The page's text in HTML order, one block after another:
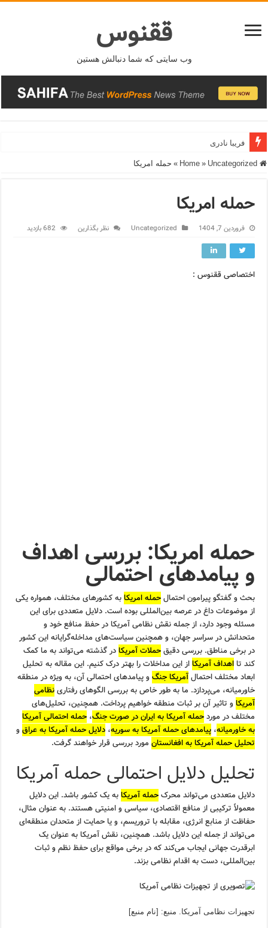
ققنوس
وب سایتی که شما دنبالش هستین
فریبا نادری
» Uncategorized
» حمله امریکا
حمله امریکا
فروردین 7, 1404 Uncategorized نظر بگذارین 682 بازدید
اختصاصی ققنوس :
حمله امریکا: بررسی اهداف
و پیامدهای احتمالی
بحث و گفتگو پیرامون احتمالحمله امریکابه کشورهای مختلف، همواره یکی
از موضوعات داغ در عرصه بین‌المللی بوده است. دلایل متعددی برای این
مسئله وجود دارد، از جمله نقش نظامی آمریکا در حفظ منافع خود و
متحدانش در سراسر جهان، و همچنین سیاست‌های مداخله‌گرایانه این کشور
در برخی مناطق. بررسی دقیقحملات آمریکادر گذشته می‌تواند به ما کمک
کند تااهداف آمریکااز این مداخلات را بهتر درک کنیم. این مقاله به تحلیل
ابعاد مختلف احتمالآمریکا جنگو پیامدهای احتمالی آن، به ویژه در منطقه
خاورمیانه، می‌پردازد. ما به طور خاص به بررسی الگوهای رفتارینظامی
آمریکاو تاثیر آن بر ثبات منطقه خواهیم پرداخت. همچنین، تحلیل‌های
مختلف در موردحمله آمریکا به ایران در صورت جنگ،حمله احتمالی آمریکا
به خاورمیانه،پیامدهای حمله آمریکا به سوریه،دلایل حمله آمریکا به عراقو
تحلیل حمله آمریکا به افغانستان مورد بررسی قرار خواهند گرفت.
تحلیل دلایل احتمالی حمله آمریکا
دلایل متعددی می‌تواند محرکحمله آمریکابه یک کشور باشد. این دلایل
معمولاً ترکیبی از منافع اقتصادی، سیاسی و امنیتی هستند. به عنوان مثال،
حفاظت از منابع انرژی، مقابله با تروریسم، و یا حمایت از متحدان منطقه‌ای
می‌تواند از جمله این دلایل باشد. همچنین، نقش آمریکا به عنوان یک
ابرقدرت جهانی ایجاب می‌کند که در برخی مواقع برای حفظ نظم و ثبات
بین‌المللی، دست به اقدام نظامی بزند.
تجهیزات نظامی آمریکا. منبع: [نام منبع]